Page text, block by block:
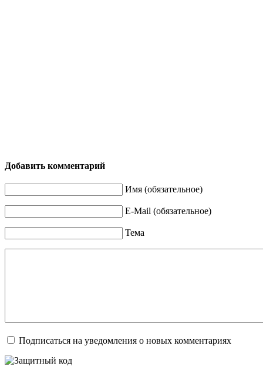
Добавить комментарий
Имя (обязательное)
E-Mail (обязательное)
Тема
Подписаться на уведомления о новых комментариях